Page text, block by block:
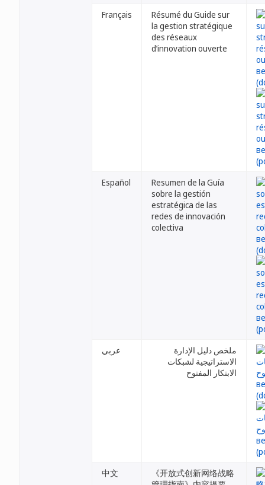
Français
Résumé du Guide sur
la gestion stratégique
des réseaux
d’innovation ouverte
Español
Resumen de la Guía
sobre la gestión
estratégica de las
redes de innovación
colectiva
عربي
ملخص دليل الإدارة
الاستراتيجية لشبكات
الابتكار المفتوح
中文
《开放式创新网络战略